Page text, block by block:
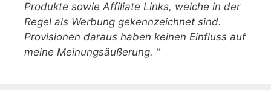
Produkte sowie Affiliate Links, welche in der
Regel als Werbung gekennzeichnet sind.
Provisionen daraus haben keinen Einfluss auf
meine Meinungsäußerung. “